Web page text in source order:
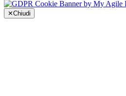
✕Chiudi